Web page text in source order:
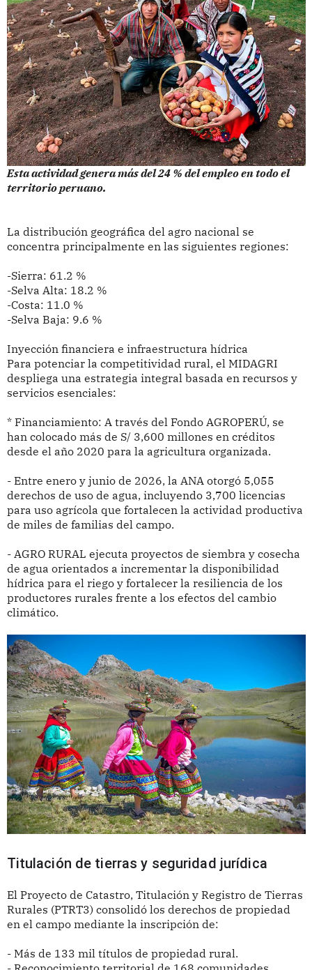
Esta actividad genera más del 24 % del empleo en todo el
territorio peruano.
La distribución geográfica del agro nacional se
concentra principalmente en las siguientes regiones:
-Sierra: 61.2 %
-Selva Alta: 18.2 %
-Costa: 11.0 %
-Selva Baja: 9.6 %
Inyección financiera e infraestructura hídrica
Para potenciar la competitividad rural, el MIDAGRI
despliega una estrategia integral basada en recursos y
servicios esenciales:
* Financiamiento: A través del Fondo AGROPERÚ, se
han colocado más de S/ 3,600 millones en créditos
desde el año 2020 para la agricultura organizada.
- Entre enero y junio de 2026, la ANA otorgó 5,055
derechos de uso de agua, incluyendo 3,700 licencias
para uso agrícola que fortalecen la actividad productiva
de miles de familias del campo.
- AGRO RURAL ejecuta proyectos de siembra y cosecha
de agua orientados a incrementar la disponibilidad
hídrica para el riego y fortalecer la resiliencia de los
productores rurales frente a los efectos del cambio
climático.
Titulación de tierras y seguridad jurídica
El Proyecto de Catastro, Titulación y Registro de Tierras
Rurales (PTRT3) consolidó los derechos de propiedad
en el campo mediante la inscripción de:
- Más de 133 mil títulos de propiedad rural.